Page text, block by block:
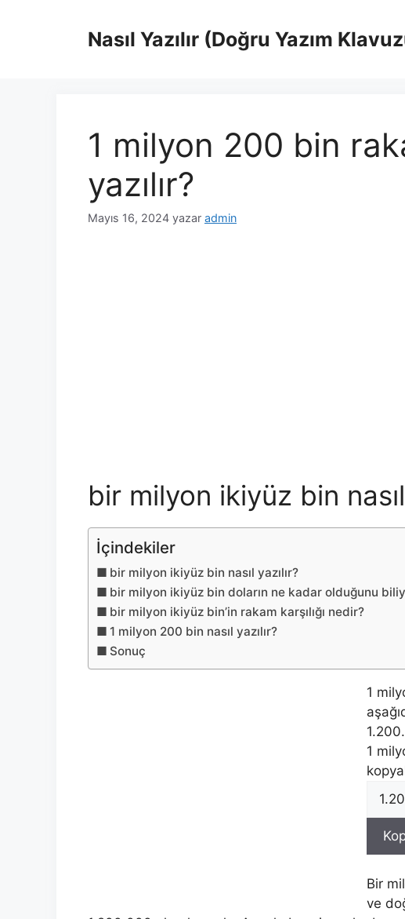
Nasıl Yazılır (Doğru Yazım
1 milyon 200 bin
yazılır?
Mayıs 16, 2024 yazar admin
bir milyon ikiyüz bin nasıl
İçindekiler
bir milyon ikiyüz bin nasıl yazılır?
bir milyon ikiyüz bin doların ne kadar olduğunu
bir milyon ikiyüz bin’in rakam karşılığı nedir?
1 milyon 200 bin nasıl yazılır?
Sonuç
1
1
Bir
ve